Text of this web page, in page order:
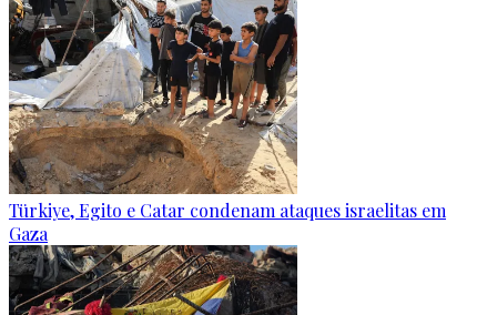
Türkiye, Egito e Catar condenam ataques israelitas em
Gaza